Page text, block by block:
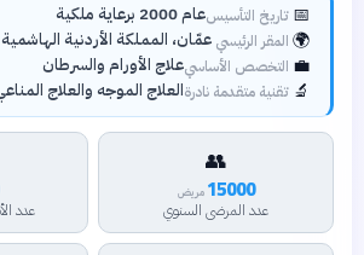
📅 تاريخ التأسيسعام 2000 برعاية ملكية
🌍 المقر الرئيسي عمّان، المملكة الأردنية الهاشمية
💼 التخصص الأساسيعلاج الأورام والسرطان
🔬 تقنية متقدمة نادرةالعلاج الموجه والعلاج
👥
15000 مريض
عدد المرضى السنوي عدد